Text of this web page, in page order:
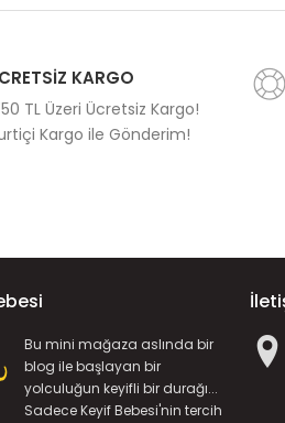
KARGO
TL Üzeri Ücretsiz Kargo!
Kargo ile Gönderim!
Bu mini mağaza aslında bir
blog ile başlayan bir
yolculuğun keyifli bir durağı...
Sadece Keyif Bebesi'nin tercih